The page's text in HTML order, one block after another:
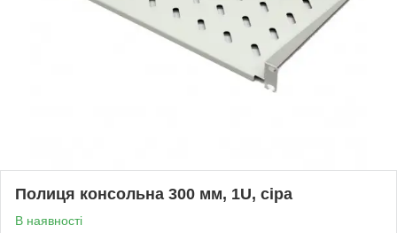
Полиця консольна 300 мм, 1U, сіра
В наявності